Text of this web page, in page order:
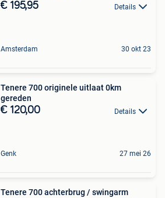
€ 195,95 Details
Amsterdam 30 okt 23
Tenere 700 originele uitlaat 0km
gereden
€ 120,00 Details
Genk 27 mei 26
Tenere 700 achterbrug / swingarm